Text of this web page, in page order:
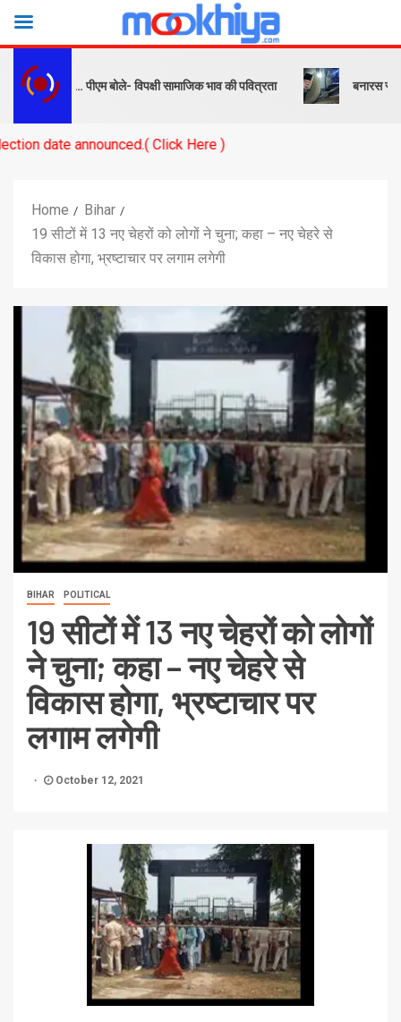
संदेश… पीएम बोले- विपक्षी सामाजिक भाव की पवित्रता बनारस स्टेशन के
Click Here )
Home
Bihar
19 सीटों में 13 नए चेहरों को लोगों ने चुना; कहा – नए चेहरे से
विकास होगा, भ्रष्टाचार पर लगाम लगेगी
BIHAR POLITICAL
19 सीटों में 13 नए चेहरों को लोगों
ने चुना; कहा – नए चेहरे से
विकास होगा, भ्रष्टाचार पर
लगाम लगेगी
October 12, 2021